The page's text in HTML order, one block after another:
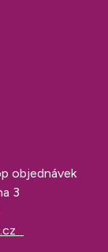
objednávek
3